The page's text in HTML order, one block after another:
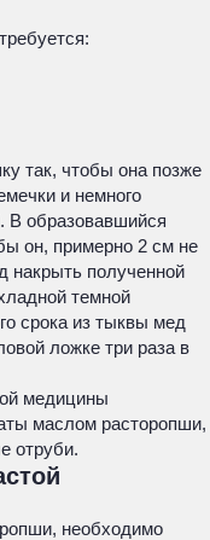
так, чтобы она позже
и немного
В образовавшийся
он, примерно 2 см не
накрыть полученной
темной
срока из тыквы мед
ложке три раза в
медицины
маслом расторопши,
отруби.
необходимо